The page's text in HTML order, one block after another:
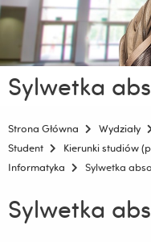
Sylwetka
Strona Główna Wydziały
Student
Kierunki studiów
Informatyka
Sylwetka
Sylwetka